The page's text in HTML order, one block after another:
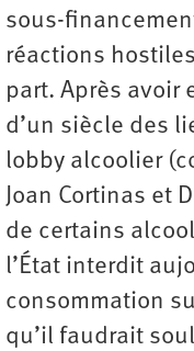
sous-­
réactions
part. Après avoir
d’un siècle des
lobby alcoolier
Joan Cortinas et
de certains
l’État interdit
consommation
qu’il faudrait